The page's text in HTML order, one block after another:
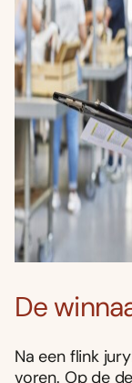
De
Na een flink
voren. Op de